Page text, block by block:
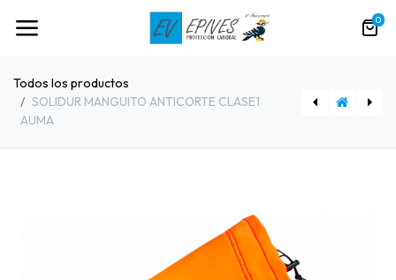
0
Todos los productos
SOLIDUR MANGUITO ANTICORTE CLASE1
AUMA